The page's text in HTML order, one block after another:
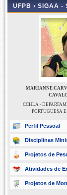
UFPB › SIGAA -
MARIANNE
CCHLA -
PORTUGUESA
Perfil Pessoal
Disciplinas
Projetos de
Atividades de
Projetos de